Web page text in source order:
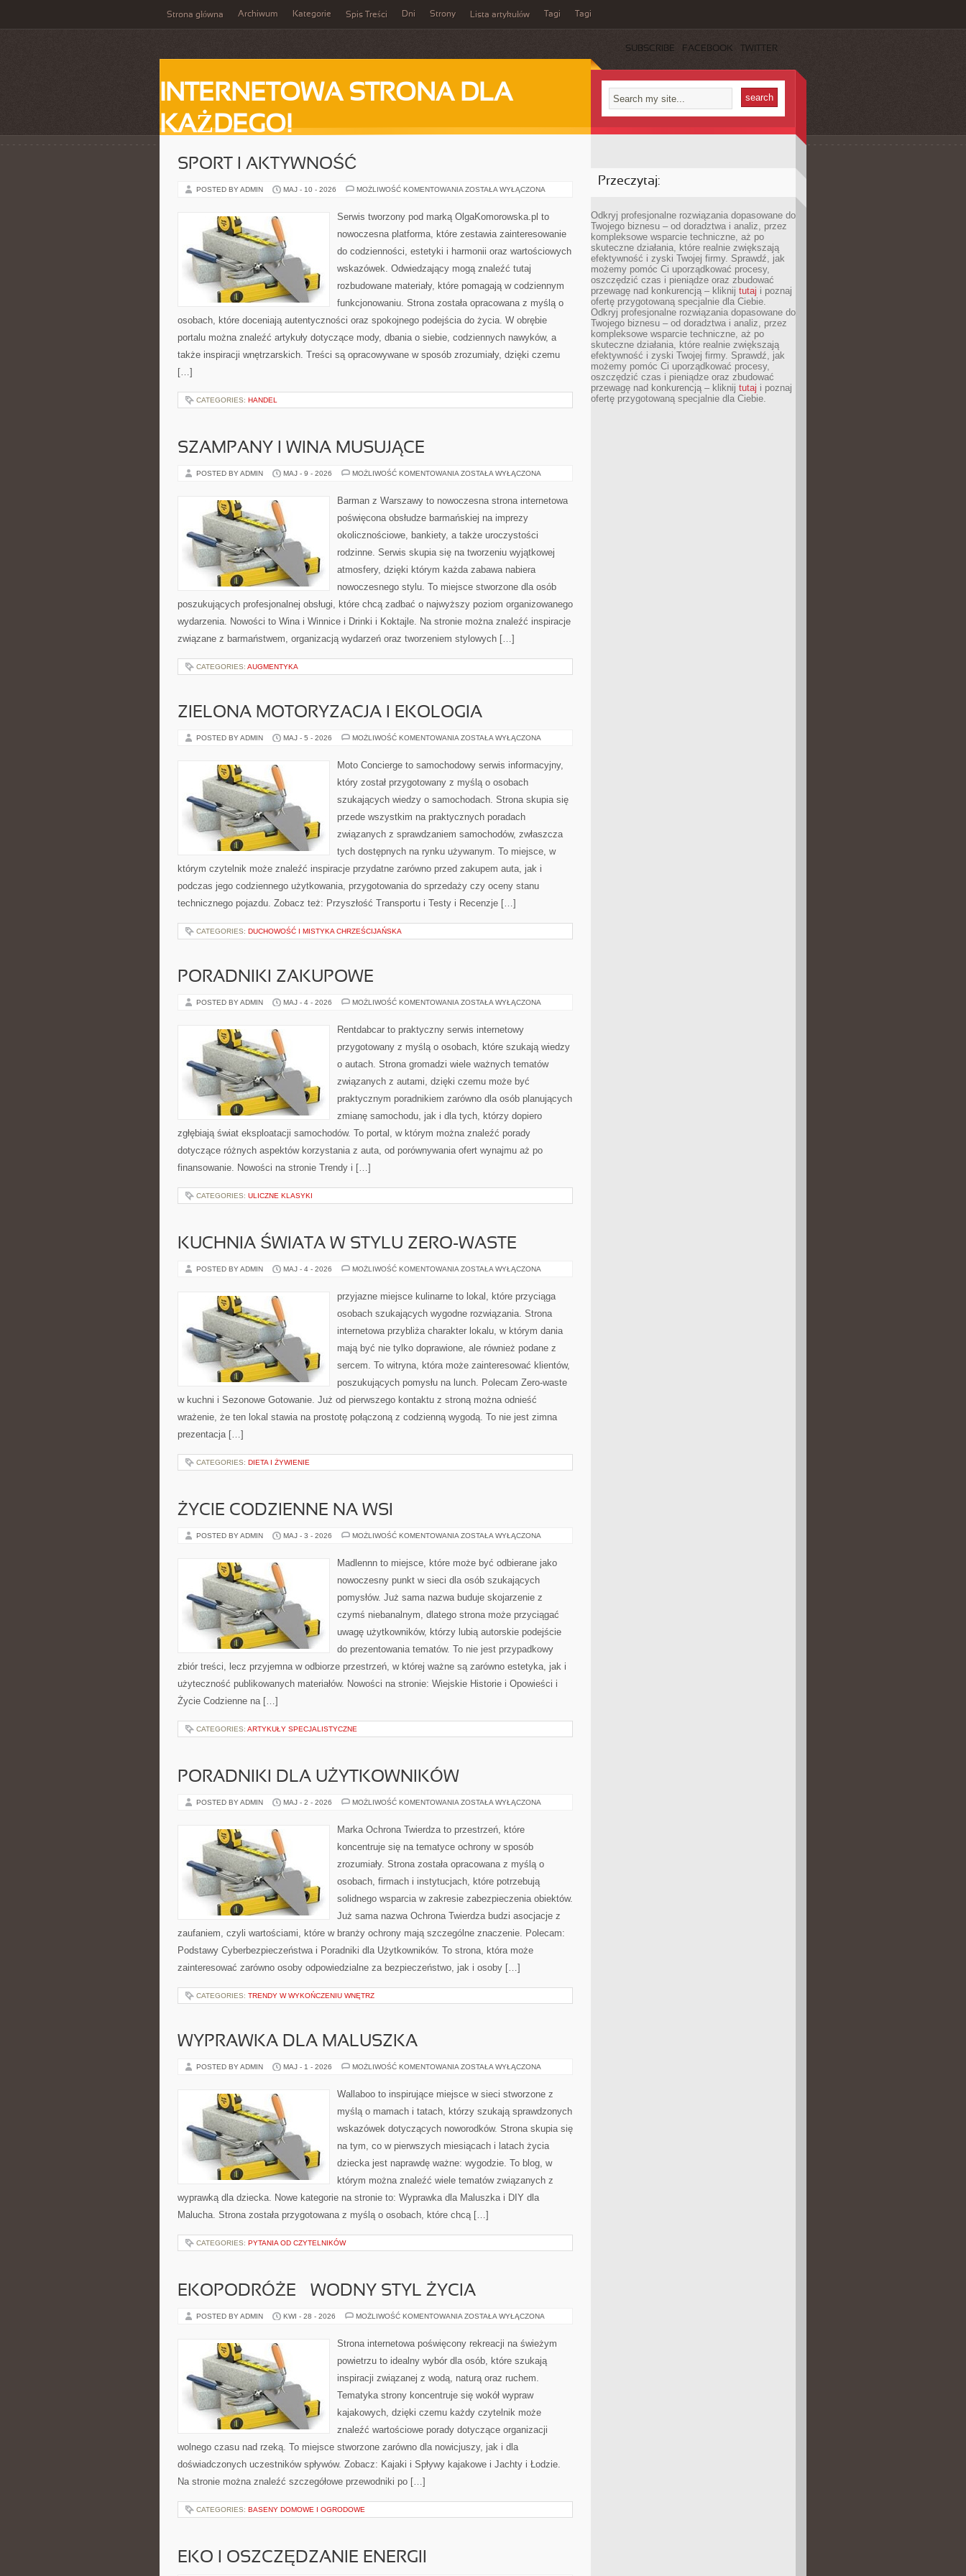
Strona główna Archiwum Kategorie Spis Treści Dni Strony Lista artykułów Tagi Tagi
SUBSCRIBE FACEBOOK TWITTER
INTERNETOWA STRONA DLA
KAŻDEGO!
SPORT I AKTYWNOŚĆ
POSTED BY ADMIN MAJ - 10 - 2026 MOŻLIWOŚĆ KOMENTOWANIA SPORT
ZOSTAŁA WYŁĄCZONA
Serwis tworzony pod marką OlgaKomorowska.pl to
nowoczesna platforma, które zestawia zainteresowanie
do codzienności, estetyki i harmonii oraz wartościowych
wskazówek. Odwiedzający mogą znaleźć tutaj
rozbudowane materiały, które pomagają w codziennym
funkcjonowaniu. Strona została opracowana z myślą o
osobach, które doceniają autentyczności oraz spokojnego podejścia do życia. W obrębie
portalu można znaleźć artykuły dotyczące mody, dbania o siebie, codziennych nawyków, a
także inspiracji wnętrzarskich. Treści są opracowywane w sposób zrozumiały, dzięki czemu
[…]
CATEGORIES: HANDEL
SZAMPANY I WINA MUSUJĄCE
POSTED BY ADMIN MAJ - 9 - 2026 MOŻLIWOŚĆ KOMENTOWANIA SZAMPANY
MUSUJĄCE
ZOSTAŁA WYŁĄCZONA
Barman z Warszawy to nowoczesna strona internetowa
poświęcona obsłudze barmańskiej na imprezy
okolicznościowe, bankiety, a także uroczystości
rodzinne. Serwis skupia się na tworzeniu wyjątkowej
atmosfery, dzięki którym każda zabawa nabiera
nowoczesnego stylu. To miejsce stworzone dla osób
poszukujących profesjonalnej obsługi, które chcą zadbać o najwyższy poziom organizowanego
wydarzenia. Nowości to Wina i Winnice i Drinki i Koktajle. Na stronie można znaleźć inspiracje
związane z barmaństwem, organizacją wydarzeń oraz tworzeniem stylowych […]
CATEGORIES: AUGMENTYKA
ZIELONA MOTORYZACJA I EKOLOGIA
POSTED BY ADMIN MAJ - 5 - 2026 MOŻLIWOŚĆ KOMENTOWANIA ZIELONA
ZOSTAŁA WYŁĄCZONA
Moto Concierge to samochodowy serwis informacyjny,
który został przygotowany z myślą o osobach
szukających wiedzy o samochodach. Strona skupia się
przede wszystkim na praktycznych poradach
związanych z sprawdzaniem samochodów, zwłaszcza
tych dostępnych na rynku używanym. To miejsce, w
którym czytelnik może znaleźć inspiracje przydatne zarówno przed zakupem auta, jak i
podczas jego codziennego użytkowania, przygotowania do sprzedaży czy oceny stanu
technicznego pojazdu. Zobacz też: Przyszłość Transportu i Testy i Recenzje […]
CATEGORIES: DUCHOWOŚĆ I MISTYKA CHRZEŚCIJAŃSKA
PORADNIKI ZAKUPOWE
POSTED BY ADMIN MAJ - 4 - 2026 MOŻLIWOŚĆ KOMENTOWANIA PORADNIKI
ZOSTAŁA WYŁĄCZONA
Rentdabcar to praktyczny serwis internetowy
przygotowany z myślą o osobach, które szukają wiedzy
o autach. Strona gromadzi wiele ważnych tematów
związanych z autami, dzięki czemu może być
praktycznym poradnikiem zarówno dla osób planujących
zmianę samochodu, jak i dla tych, którzy dopiero
zgłębiają świat eksploatacji samochodów. To portal, w którym można znaleźć porady
dotyczące różnych aspektów korzystania z auta, od porównywania ofert wynajmu aż po
finansowanie. Nowości na stronie Trendy i […]
CATEGORIES: ULICZNE KLASYKI
KUCHNIA ŚWIATA W STYLU ZERO-WASTE
POSTED BY ADMIN MAJ - 4 - 2026 MOŻLIWOŚĆ KOMENTOWANIA KUCHNIA
STYLU
ZERO-
ZOSTAŁA WYŁĄCZONA
przyjazne miejsce kulinarne to lokal, które przyciąga
osobach szukających wygodne rozwiązania. Strona
internetowa przybliża charakter lokalu, w którym dania
mają być nie tylko doprawione, ale również podane z
sercem. To witryna, która może zainteresować klientów,
poszukujących pomysłu na lunch. Polecam Zero-waste
w kuchni i Sezonowe Gotowanie. Już od pierwszego kontaktu z stroną można odnieść
wrażenie, że ten lokal stawia na prostotę połączoną z codzienną wygodą. To nie jest zimna
prezentacja […]
CATEGORIES: DIETA I ŻYWIENIE
ŻYCIE CODZIENNE NA WSI
POSTED BY ADMIN MAJ - 3 - 2026 MOŻLIWOŚĆ KOMENTOWANIA ŻYCIE
WSI
ZOSTAŁA WYŁĄCZONA
Madlennn to miejsce, które może być odbierane jako
nowoczesny punkt w sieci dla osób szukających
pomysłów. Już sama nazwa buduje skojarzenie z
czymś niebanalnym, dlatego strona może przyciągać
uwagę użytkowników, którzy lubią autorskie podejście
do prezentowania tematów. To nie jest przypadkowy
zbiór treści, lecz przyjemna w odbiorze przestrzeń, w której ważne są zarówno estetyka, jak i
użyteczność publikowanych materiałów. Nowości na stronie: Wiejskie Historie i Opowieści i
Życie Codzienne na […]
CATEGORIES: ARTYKUŁY SPECJALISTYCZNE
PORADNIKI DLA UŻYTKOWNIKÓW
POSTED BY ADMIN MAJ - 2 - 2026 MOŻLIWOŚĆ KOMENTOWANIA PORADNIKI
ZOSTAŁA WYŁĄCZONA
Marka Ochrona Twierdza to przestrzeń, które
koncentruje się na tematyce ochrony w sposób
zrozumiały. Strona została opracowana z myślą o
osobach, firmach i instytucjach, które potrzebują
solidnego wsparcia w zakresie zabezpieczenia obiektów.
Już sama nazwa Ochrona Twierdza budzi asocjacje z
zaufaniem, czyli wartościami, które w branży ochrony mają szczególne znaczenie. Polecam:
Podstawy Cyberbezpieczeństwa i Poradniki dla Użytkowników. To strona, która może
zainteresować zarówno osoby odpowiedzialne za bezpieczeństwo, jak i osoby […]
CATEGORIES: TRENDY W WYKOŃCZENIU WNĘTRZ
WYPRAWKA DLA MALUSZKA
POSTED BY ADMIN MAJ - 1 - 2026 MOŻLIWOŚĆ KOMENTOWANIA WYPRAWKA
ZOSTAŁA WYŁĄCZONA
Wallaboo to inspirujące miejsce w sieci stworzone z
myślą o mamach i tatach, którzy szukają sprawdzonych
wskazówek dotyczących noworodków. Strona skupia się
na tym, co w pierwszych miesiącach i latach życia
dziecka jest naprawdę ważne: wygodzie. To blog, w
którym można znaleźć wiele tematów związanych z
wyprawką dla dziecka. Nowe kategorie na stronie to: Wyprawka dla Maluszka i DIY dla
Malucha. Strona została przygotowana z myślą o osobach, które chcą […]
CATEGORIES: PYTANIA OD CZYTELNIKÓW
EKOPODRÓŻE – WODNY STYL ŻYCIA
POSTED BY ADMIN KWI - 28 - 2026 MOŻLIWOŚĆ KOMENTOWANIA EKOPODRÓŻE
STYL
ŻYCIA
ZOSTAŁA WYŁĄCZONA
Strona internetowa poświęcony rekreacji na świeżym
powietrzu to idealny wybór dla osób, które szukają
inspiracji związanej z wodą, naturą oraz ruchem.
Tematyka strony koncentruje się wokół wypraw
kajakowych, dzięki czemu każdy czytelnik może
znaleźć wartościowe porady dotyczące organizacji
wolnego czasu nad rzeką. To miejsce stworzone zarówno dla nowicjuszy, jak i dla
doświadczonych uczestników spływów. Zobacz: Kajaki i Spływy kajakowe i Jachty i Łodzie.
Na stronie można znaleźć szczegółowe przewodniki po […]
CATEGORIES: BASENY DOMOWE I OGRODOWE
EKO I OSZCZĘDZANIE ENERGII
Przeczytaj:
Odkryj profesjonalne rozwiązania dopasowane do
Twojego biznesu – od doradztwa i analiz, przez
kompleksowe wsparcie techniczne, aż po
skuteczne działania, które realnie zwiększają
efektywność i zyski Twojej firmy. Sprawdź, jak
możemy pomóc Ci uporządkować procesy,
oszczędzić czas i pieniądze oraz zbudować
przewagę nad konkurencją – kliknij tutaj i poznaj
ofertę przygotowaną specjalnie dla Ciebie.
Odkryj profesjonalne rozwiązania dopasowane do
Twojego biznesu – od doradztwa i analiz, przez
kompleksowe wsparcie techniczne, aż po
skuteczne działania, które realnie zwiększają
efektywność i zyski Twojej firmy. Sprawdź, jak
możemy pomóc Ci uporządkować procesy,
oszczędzić czas i pieniądze oraz zbudować
przewagę nad konkurencją – kliknij tutaj i poznaj
ofertę przygotowaną specjalnie dla Ciebie.